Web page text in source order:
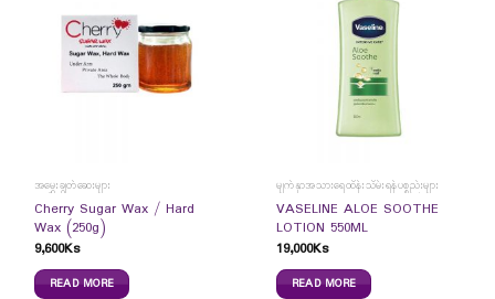
အမွှေးချွတ်ဆေးများ
Cherry Sugar Wax / Hard
Wax (250g)
9,600Ks
READ MORE
မျက်နှာအသားရေထိန်းသိမ်းရန်ပစ္စည်းများ
VASELINE ALOE SOOTHE
LOTION 550ML
19,000Ks
READ MORE